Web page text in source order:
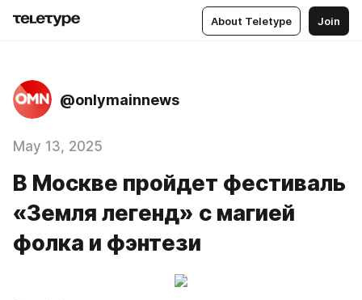
About Teletype Join
@onlymainnews
May 13, 2025
В Москве пройдет фестиваль
«Земля легенд» с магией
фолка и фэнтези